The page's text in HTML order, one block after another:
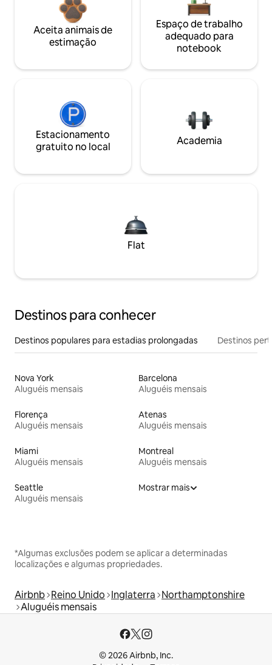
Aceita animais de
estimação
Espaço de trabalho
adequado para
notebook
Estacionamento
gratuito no local
Academia
Flat
Destinos para conhecer
Destinos populares para estadias prolongadas Destinos
Nova York
Aluguéis mensais
Barcelona
Aluguéis mensais
Florença
Aluguéis mensais
Atenas
Aluguéis mensais
Miami
Aluguéis mensais
Montreal
Aluguéis mensais
Seattle
Aluguéis mensais
Mostrar mais
*Algumas exclusões podem se aplicar a determinadas
localizações e algumas propriedades.
Airbnb Reino Unido Inglaterra Northamptonshire
Aluguéis mensais
© 2026 Airbnb, Inc.